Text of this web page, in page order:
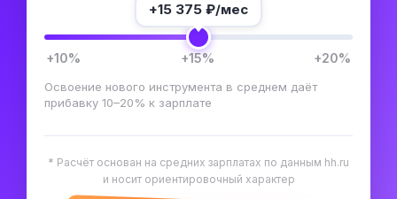
+15 375 ₽/мес
+10% +15% +20%
Освоение нового инструмента в среднем даёт
прибавку 10–20% к зарплате
* Расчёт основан на средних зарплатах по данным hh.ru
и носит ориентировочный характер